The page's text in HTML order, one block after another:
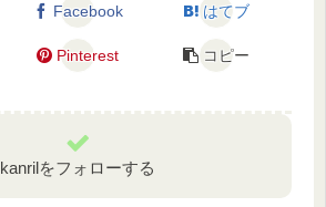
Facebook はてブ
Pinterest コピー
kanrilをフォローする